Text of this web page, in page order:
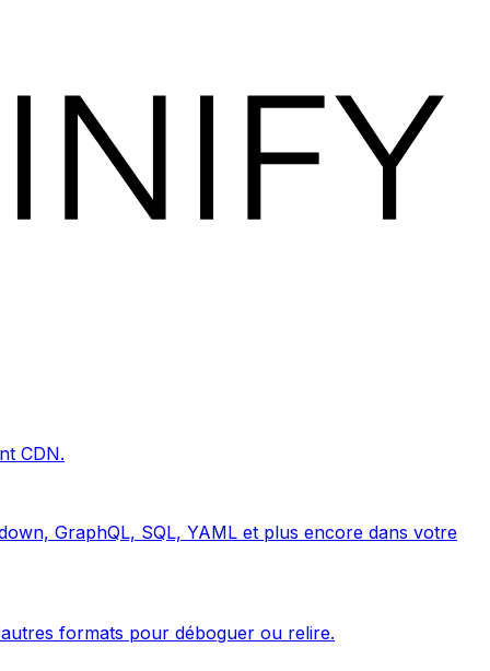
CDN.
GraphQL, SQL, YAML et plus encore dans votre
formats pour déboguer ou relire.